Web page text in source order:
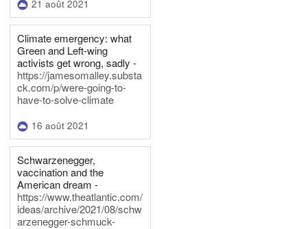
21 août 2021
Climate emergency: what
Green and Left-wing
activists get wrong, sadly -
https://jamesomalley.substa
ck.com/p/were-going-to-
have-to-solve-climate
16 août 2021
Schwarzenegger,
vaccination and the
American dream -
https://www.theatlantic.com/
ideas/archive/2021/08/schw
arzenegger-schmuck-